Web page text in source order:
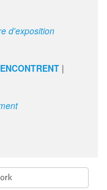
d'exposition
|